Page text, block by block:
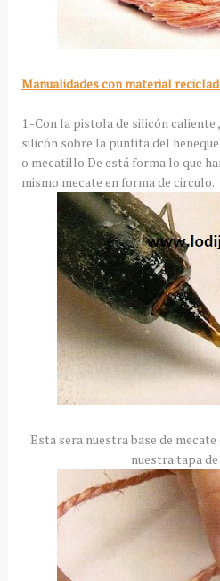
Manualidades con material
1.-Con la pistola de silicón
silicón sobre la puntita del
o mecatillo.De está forma lo que
mismo mecate en forma de circulo.
Esta sera nuestra base de
nuestra tapa